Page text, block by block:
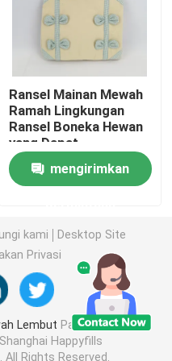
Ransel Mainan Mewah
Ramah Lingkungan
Ransel Boneka Hewan
yang Dapat
Disesuaikan 24 X 1cm
mengirimkan
kami
Desktop Site
Privasi
Lembut Pabrik
Happyfills
All Rights Reserved.